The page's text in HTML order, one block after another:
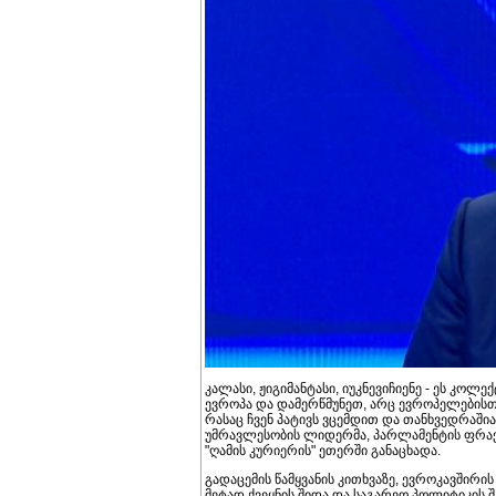
კალასი, ჟიგიმანტასი, იუკნევიჩიენე - ეს
ევროპა და დამერწმუნეთ, არც
რასაც ჩვენ პატივს ვცემდით და
უმრავლესობის ლიდერმა, პარლამენტის
"ღამის კურიერის" ეთერში განაცხადა.
გადაცემის წამყვანის კითხვაზე,